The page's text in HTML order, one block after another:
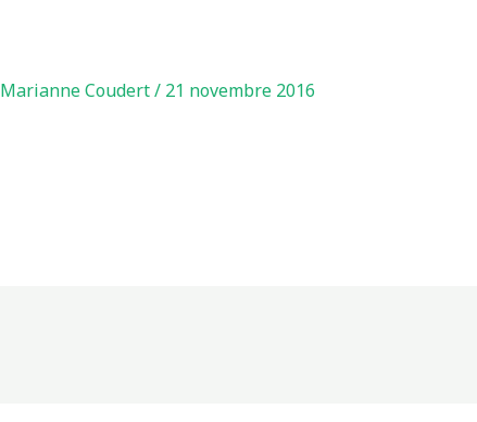
Marianne Coudert/ 21 novembre 2016